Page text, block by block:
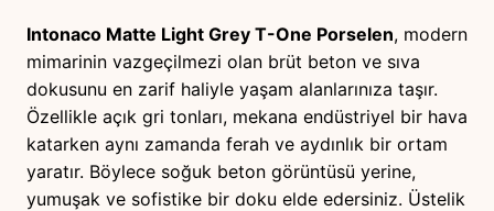
Intonaco Matte Light Grey T-One Porselen, modern
mimarinin vazgeçilmezi olan brüt beton ve sıva
dokusunu en zarif haliyle yaşam alanlarınıza taşır.
Özellikle açık gri tonları, mekana endüstriyel bir hava
katarken aynı zamanda ferah ve aydınlık bir ortam
yaratır. Böylece soğuk beton görüntüsü yerine,
yumuşak ve sofistike bir doku elde edersiniz. Üstelik